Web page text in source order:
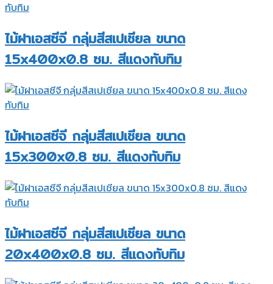
ไม้ฝาเอสซีจี กลุ่มสีสเปเชียล ขนาด
15x400x0.8 ซม. สีแดงทับทิม
ไม้ฝาเอสซีจี กลุ่มสีสเปเชียล ขนาด
15x300x0.8 ซม. สีแดงทับทิม
ไม้ฝาเอสซีจี กลุ่มสีสเปเชียล ขนาด
20x400x0.8 ซม. สีแดงทับทิม